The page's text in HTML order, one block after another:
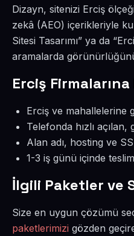
Dizayn, sitenizi Erciş
zekâ (AEO) içerikleriyle
Sitesi Tasarımı” ya da
aramalarda
Erciş Firmalarına
Erciş ve mahallelerine
Telefonda hızlı
Alan adı, hosting ve
1-3 iş günü içinde
İlgili Paketler ve
Size en uygun çözümü
paketlerimizi gözden